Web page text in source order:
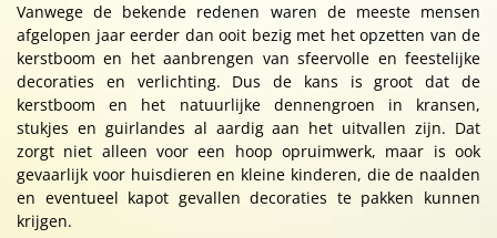
Vanwege de bekende redenen waren de meeste mensen
afgelopen jaar eerder dan ooit bezig met het opzetten van de
kerstboom en het aanbrengen van sfeervolle en feestelijke
decoraties en verlichting. Dus de kans is groot dat de
kerstboom en het natuurlijke dennengroen in kransen,
stukjes en guirlandes al aardig aan het uitvallen zijn. Dat
zorgt niet alleen voor een hoop opruimwerk, maar is ook
gevaarlijk voor huisdieren en kleine kinderen, die de naalden
en eventueel kapot gevallen decoraties te pakken kunnen
krijgen.